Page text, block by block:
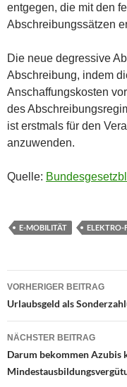
entgegen, die mit den
Abschreibungssätzen
Die neue degressive
Abschreibung, indem
Anschaffungskosten
des
ist erstmals für den
anzuwenden.
Quelle:
E-MOBILITÄT ELEKTRO-
VORHERIGER BEITRAG
Urlaubsgeld als
NÄCHSTER BEITRAG
Darum bekommen Azubis